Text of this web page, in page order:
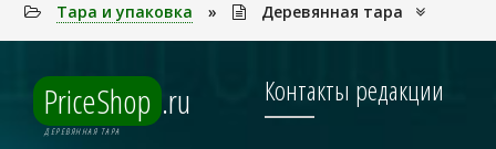
Тара и упаковка » Деревянная тара
PriceShop .ru
ДЕРЕВЯННАЯ ТАРА
Контакты редакции